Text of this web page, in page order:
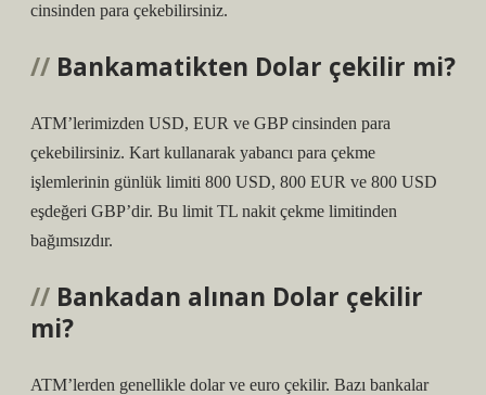
cinsinden para çekebilirsiniz.
Bankamatikten Dolar çekilir mi?
ATM’lerimizden USD, EUR ve GBP cinsinden para
çekebilirsiniz. Kart kullanarak yabancı para çekme
işlemlerinin günlük limiti 800 USD, 800 EUR ve 800 USD
eşdeğeri GBP’dir. Bu limit TL nakit çekme limitinden
bağımsızdır.
Bankadan alınan Dolar çekilir
mi?
ATM’lerden genellikle dolar ve euro çekilir. Bazı bankalar